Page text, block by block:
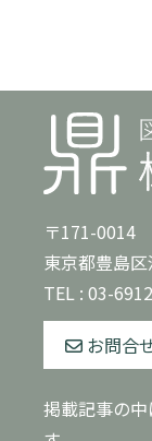
〒171-0014
東京都豊島
TEL : 03-
お問合
掲載記事の